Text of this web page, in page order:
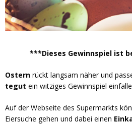
***Dieses Gewinnspiel ist
Ostern rückt langsam näher und
tegut ein witziges Gewinnspiel
Auf der Webseite des Supermarkts
Eiersuche gehen und dabei einen